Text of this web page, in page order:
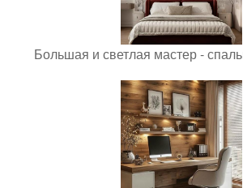
Большая и светлая мастер -